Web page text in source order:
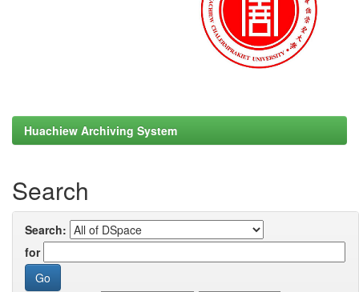
Huachiew Archiving System
Search
Search:
for